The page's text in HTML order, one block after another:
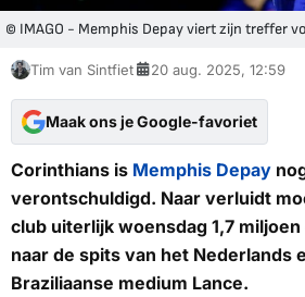
© IMAGO - Memphis Depay viert zijn treffer
Tim van Sintfiet 20 aug. 2025, 12:59
Maak ons je Google-favoriet
Corinthians is Memphis Depay
verontschuldigd. Naar verluidt
club uiterlijk woensdag 1,7
naar de spits van het Nederlands
Braziliaanse medium Lance.